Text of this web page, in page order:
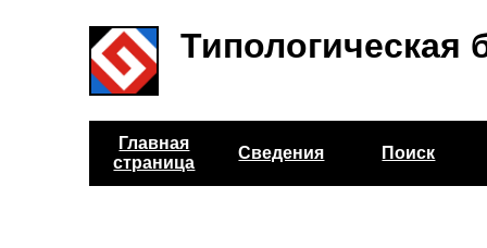
Типологическая
Главная
страница
Сведения Поиск